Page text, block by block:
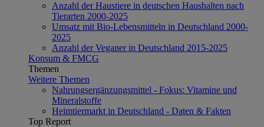
Anzahl der Haustiere in deutschen Haushalten nach
Tierarten 2000-2025
Umsatz mit Bio-Lebensmitteln in Deutschland 2000-
2025
Anzahl der Veganer in Deutschland 2015-2025
Konsum & FMCG
Themen
Weitere Themen
Nahrungsergänzungsmittel - Fokus: Vitamine und
Mineralstoffe
Heimtiermarkt in Deutschland - Daten & Fakten
Top Report